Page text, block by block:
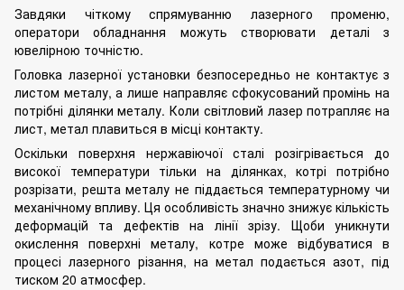
Завдяки чіткому спрямуванню лазерного променю,
оператори обладнання можуть створювати деталі з
ювелірною точністю.
Головка лазерної установки безпосередньо не контактує з
листом металу, а лише направляє сфокусований промінь на
потрібні ділянки металу. Коли світловий лазер потрапляє на
лист, метал плавиться в місці контакту.
Оскільки поверхня нержавіючої сталі розігрівається до
високої температури тільки на ділянках, котрі потрібно
розрізати, решта металу не піддається температурному чи
механічному впливу. Ця особливість значно знижує кількість
деформацій та дефектів на лінії зрізу. Щоби уникнути
окислення поверхні металу, котре може відбуватися в
процесі лазерного різання, на метал подається азот, під
тиском 20 атмосфер.